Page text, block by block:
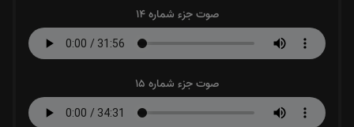
صوت جزء شماره 14
صوت جزء شماره 15